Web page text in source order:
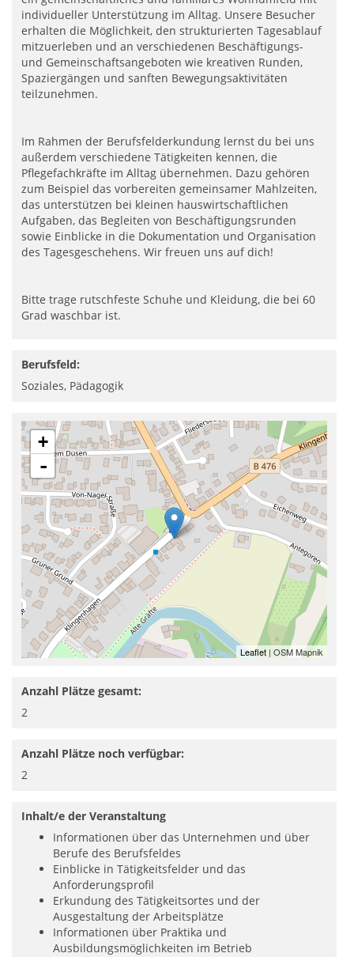
individueller Unterstützung im Alltag. Unsere Besucher
erhalten die Möglichkeit, den strukturierten Tagesablauf
mitzuerleben und an verschiedenen Beschäftigungs-
und Gemeinschaftsangeboten wie kreativen Runden,
Spaziergängen und sanften Bewegungsaktivitäten
teilzunehmen.
Im Rahmen der Berufsfelderkundung lernst du bei uns
außerdem verschiedene Tätigkeiten kennen, die
Pflegefachkräfte im Alltag übernehmen. Dazu gehören
zum Beispiel das vorbereiten gemeinsamer Mahlzeiten,
das unterstützen bei kleinen hauswirtschaftlichen
Aufgaben, das Begleiten von Beschäftigungsrunden
sowie Einblicke in die Dokumentation und Organisation
des Tagesgeschehens. Wir freuen uns auf dich!
Bitte trage rutschfeste Schuhe und Kleidung, die bei 60
Grad waschbar ist.
Berufsfeld:
Soziales, Pädagogik
+
-
Leaflet | OSM Mapnik
Anzahl Plätze gesamt:
2
Anzahl Plätze noch verfügbar:
2
Inhalt/e der Veranstaltung
Informationen über das Unternehmen und über
Berufe des Berufsfeldes
Einblicke in Tätigkeitsfelder und das
Anforderungsprofil
Erkundung des Tätigkeitsortes und der
Ausgestaltung der Arbeitsplätze
Informationen über Praktika und
Ausbildungsmöglichkeiten im Betrieb